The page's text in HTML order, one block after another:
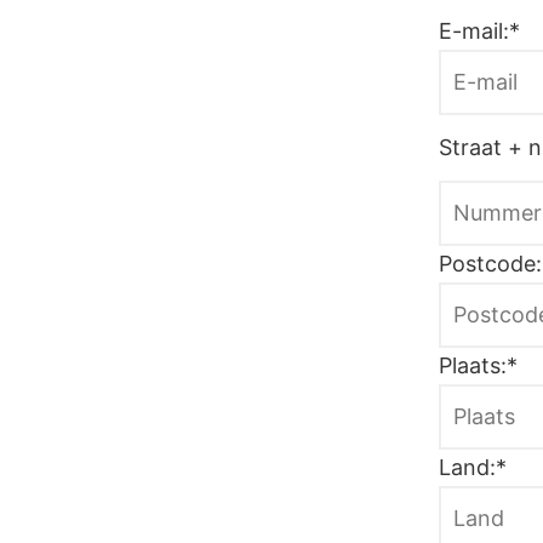
E-
Straat +